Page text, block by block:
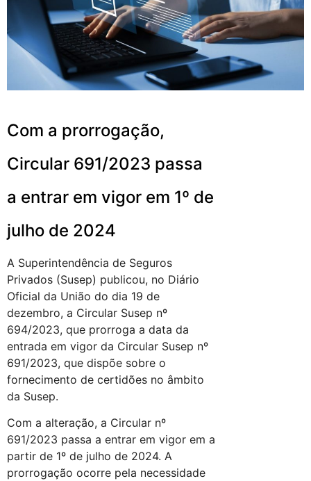
Com a prorrogação,
Circular 691/2023 passa
a entrar em vigor em 1º de
julho de 2024
A Superintendência de Seguros
Privados (Susep) publicou, no Diário
Oficial da União do dia 19 de
dezembro, a Circular Susep nº
694/2023, que prorroga a data da
entrada em vigor da Circular Susep nº
691/2023, que dispõe sobre o
fornecimento de certidões no âmbito
da Susep.
Com a alteração, a Circular nº
691/2023 passa a entrar em vigor em a
partir de 1º de julho de 2024. A
prorrogação ocorre pela necessidade